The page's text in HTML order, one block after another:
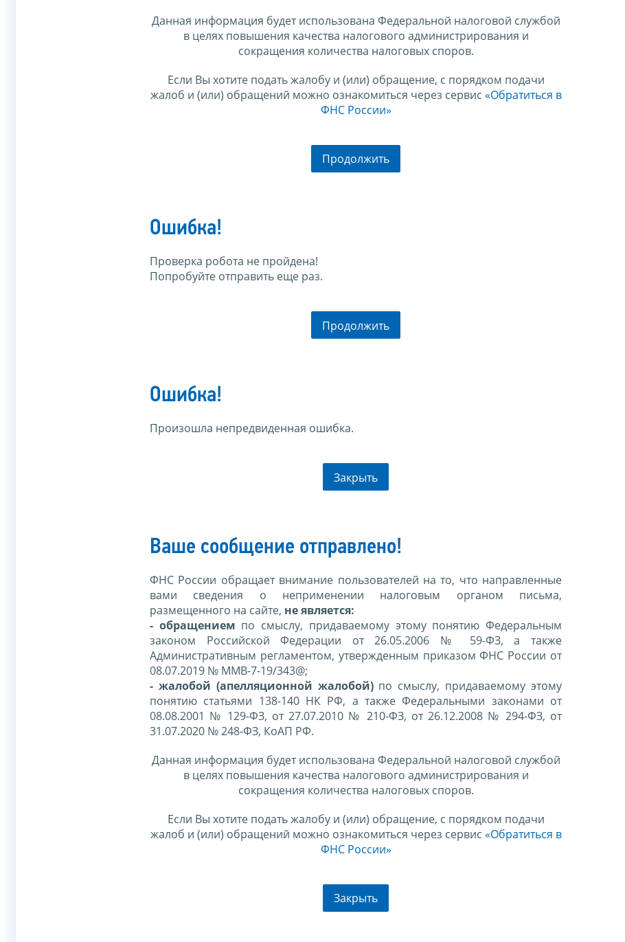
Данная информация будет использована Федеральной налоговой службой
в целях повышения качества налогового администрирования и
сокращения количества налоговых споров.
Если Вы хотите подать жалобу и (или) обращение, с порядком подачи
жалоб и (или) обращений можно ознакомиться через сервис «Обратиться в
ФНС России»
Продолжить
Ошибка!
Проверка робота не пройдена!
Попробуйте отправить еще раз.
Продолжить
Ошибка!
Произошла непредвиденная ошибка.
Закрыть
Ваше сообщение отправлено!
ФНС России обращает внимание пользователей на то, что направленные
вами сведения о неприменении налоговым органом письма,
размещенного на сайте, не является:
- обращением по смыслу, придаваемому этому понятию Федеральным
законом Российской Федерации от 26.05.2006 № 59-ФЗ, а также
Административным регламентом, утвержденным приказом ФНС России от
08.07.2019 № ММВ-7-19/343@;
- жалобой (апелляционной жалобой)по смыслу, придаваемому этому
понятию статьями 138-140 НК РФ, а также Федеральными законами от
08.08.2001 № 129-ФЗ, от 27.07.2010 № 210-ФЗ, от 26.12.2008 № 294-ФЗ, от
31.07.2020 № 248-ФЗ, КоАП РФ.
Данная информация будет использована Федеральной налоговой службой
в целях повышения качества налогового администрирования и
сокращения количества налоговых споров.
Если Вы хотите подать жалобу и (или) обращение, с порядком подачи
жалоб и (или) обращений можно ознакомиться через сервис «Обратиться в
ФНС России»
Закрыть